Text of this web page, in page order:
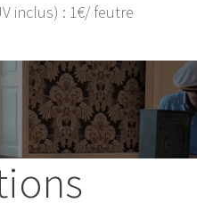
inclus) : 1€/ feutre